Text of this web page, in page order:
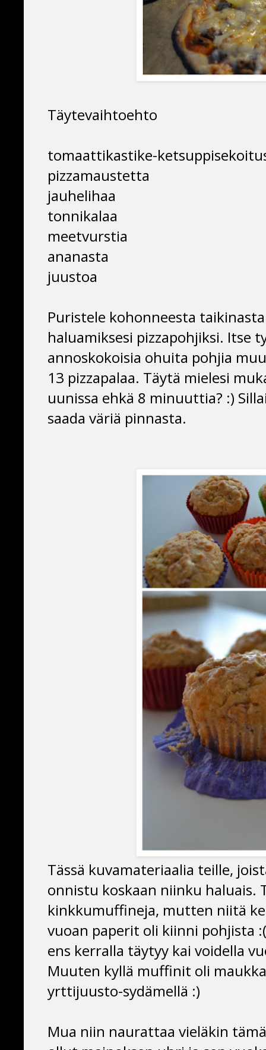
Täytevaihtoehto
tomaattikastike-
pizzamaustetta
jauhelihaa
tonnikalaa
meetvurstia
ananasta
juustoa
Puristele kohonneesta
haluamiksesi pizzapohjiksi. Itse
annoskokoisia ohuita pohjia
13 pizzapalaa. Täytä mielesi
uunissa ehkä 8 minuuttia? :)
saada väriä pinnasta.
Tässä kuvamateriaalia teille,
onnistu koskaan niinku haluais.
kinkkumuffineja, mutten niitä
vuoan paperit oli kiinni pohjista
ens kerralla täytyy kai voidella
Muuten kyllä muffinit oli
yrttijuusto-sydämellä :)
Mua niin naurattaa vieläkin